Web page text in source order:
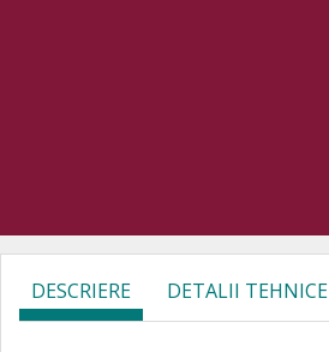
DESCRIERE DETALII TEHNICE